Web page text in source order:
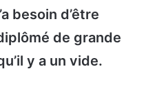
besoin d’être
de grande
y a un vide.